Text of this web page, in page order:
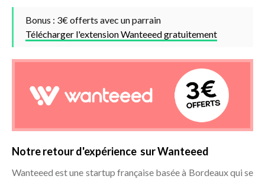
Bonus : 3€ offerts avec un parrain
Télécharger l'extension Wanteeed gratuitement
Notre retour d'expérience sur Wanteeed
Wanteeed est une startup française basée à Bordeaux qui se